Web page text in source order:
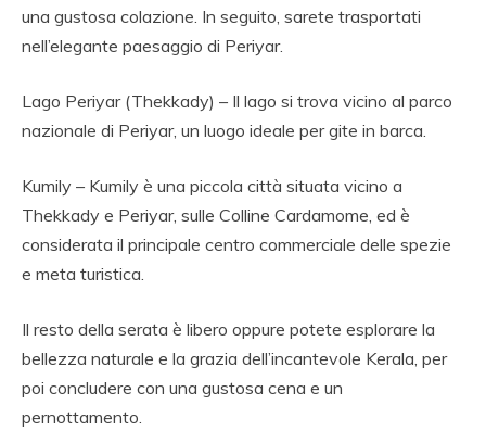
una gustosa colazione. In seguito, sarete trasportati
nell’elegante paesaggio di Periyar.
Lago Periyar (Thekkady) – Il lago si trova vicino al parco
nazionale di Periyar, un luogo ideale per gite in barca.
Kumily – Kumily è una piccola città situata vicino a
Thekkady e Periyar, sulle Colline Cardamome, ed è
considerata il principale centro commerciale delle spezie
e meta turistica.
Il resto della serata è libero oppure potete esplorare la
bellezza naturale e la grazia dell’incantevole Kerala, per
poi concludere con una gustosa cena e un
pernottamento.